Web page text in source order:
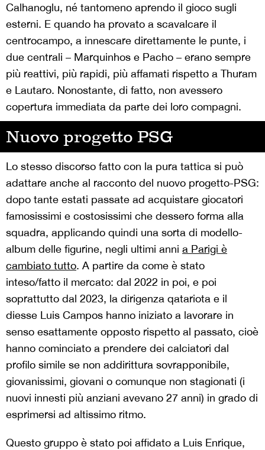
Calhanoglu, né tantomeno aprendo il gioco sugli
esterni. E quando ha provato a scavalcare il
centrocampo, a innescare direttamente le punte, i
due centrali – Marquinhos e Pacho – erano sempre
più reattivi, più rapidi, più affamati rispetto a Thuram
e Lautaro. Nonostante, di fatto, non avessero
copertura immediata da parte dei loro compagni.
Nuovo progetto PSG
Lo stesso discorso fatto con la pura tattica si può
adattare anche al racconto del nuovo progetto-PSG:
dopo tante estati passate ad acquistare giocatori
famosissimi e costosissimi che dessero forma alla
squadra, applicando quindi una sorta di modello-
album delle figurine, negli ultimi anni a Parigi è
cambiato tutto. A partire da come è stato
inteso/fatto il mercato: dal 2022 in poi, e poi
soprattutto dal 2023, la dirigenza qatariota e il
diesse Luis Campos hanno iniziato a lavorare in
senso esattamente opposto rispetto al passato, cioè
hanno cominciato a prendere dei calciatori dal
profilo simile se non addirittura sovrapponibile,
giovanissimi, giovani o comunque non stagionati (i
nuovi innesti più anziani avevano 27 anni) in grado di
esprimersi ad altissimo ritmo.
Questo gruppo è stato poi affidato a Luis Enrique,